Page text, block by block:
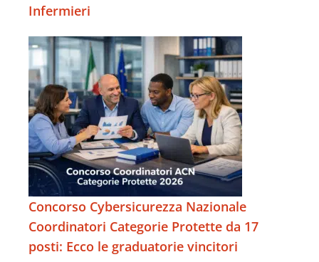
Infermieri
Concorso Cybersicurezza Nazionale
Coordinatori Categorie Protette da 17
posti: Ecco le graduatorie vincitori